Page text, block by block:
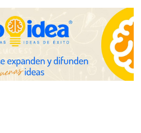
estratégico
cuando un solo producto multiplica
profesional